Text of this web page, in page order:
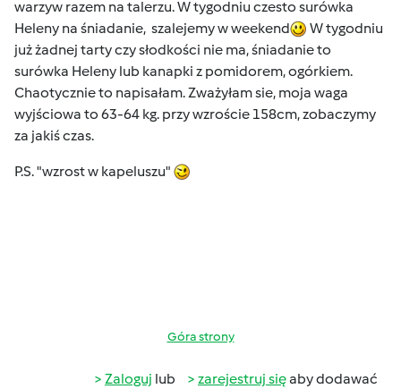
warzyw razem na talerzu. W tygodniu czesto surówka
Heleny na śniadanie, szalejemy w weekend
W tygodniu
już żadnej tarty czy słodkości nie ma, śniadanie to
surówka Heleny lub kanapki z pomidorem, ogórkiem.
Chaotycznie to napisałam. Zważyłam sie, moja waga
wyjściowa to 63-64 kg. przy wzroście 158cm, zobaczymy
za jakiś czas.
P.S. "wzrost w kapeluszu"
Góra strony
Zaloguj lub zarejestruj sięaby dodawać